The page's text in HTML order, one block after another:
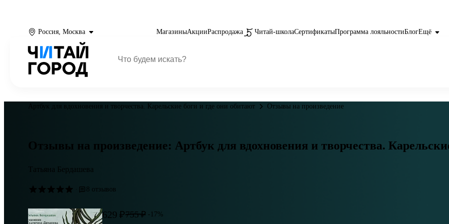
Россия, Москва МагазиныАкцииРаспродажа Читай-школаСертификатыПрограмма лояльностиБлогЕщё
Артбук для вдохновения и творчества. Карельские боги и где они обитают Отзывы на произведение
Отзывы на произведение: Артбук для вдохновения и творчества.
Татьяна Бердашева
8 отзывов
629 ₽755 ₽ -17%